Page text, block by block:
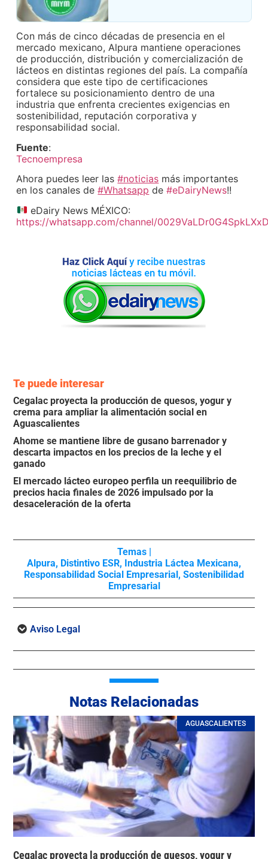
Con más de cinco décadas de presencia en el
mercado mexicano, Alpura mantiene operaciones
de producción, distribución y comercialización de
lácteos en distintas regiones del país. La compañía
considera que este tipo de certificaciones
fortalece su posicionamiento dentro de una
industria que enfrenta crecientes exigencias en
sostenibilidad, reputación corporativa y
responsabilidad social.
Fuente:
Tecnoempresa
Ahora puedes leer las#noticias más importantes
en los canales de#Whatsapp de#eDairyNews!!
eDairy News MÉXICO:
https://whatsapp.com/channel/
Te puede interesar
Cegalac proyecta la producción de quesos, yogur y
crema para ampliar la alimentación social en
Aguascalientes
Ahome se mantiene libre de gusano barrenador y
descarta impactos en los precios de la leche y el
ganado
El mercado lácteo europeo perfila un reequilibrio de
precios hacia finales de 2026 impulsado por la
desaceleración de la oferta
Temas |
Alpura, Distintivo ESR, Industria Láctea Mexicana,
Responsabilidad Social Empresarial, Sostenibilidad
Empresarial
Aviso Legal
Notas Relacionadas
AGUASCALIENTES
Cegalac proyecta la producción de quesos, yogur y